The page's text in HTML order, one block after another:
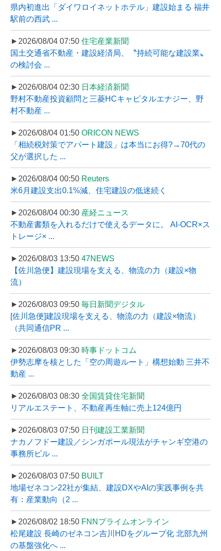
県内初進出「ダイワロイネットホテル」建設始まる 福井
駅前の西武 ...
►2026/08/04 07:50 住宅産業新聞
国土交通省不動産・建設経済局、〝持続可能な建設業〟
の検討会 ...
►2026/08/04 02:30 日本経済新聞
野村不動産投資顧問と三菱HCキャピタルエナジー、野
村不動産 ...
►2026/08/04 01:50 ORICON NEWS
「相続税対策でアパート建設」は本当にお得?→70代の
父が選択した ...
►2026/08/04 00:50 Reuters
米6月建設支出0.1%減、住宅建設の低迷続く
►2026/08/04 00:30 産経ニュース
不動産書類を入れるだけで使えるデータに。 AI-OCR×ス
トレージ× ...
►2026/08/03 13:50 47NEWS
【佐川急便】建設現場を支える、物流の力（建設×物
流）
►2026/08/03 09:50 毎日新聞デジタル
[佐川急便]建設現場を支える、物流の力（建設×物流）
（共同通信PR ...
►2026/08/03 09:30 時事ドットコム
伊勢志摩を核とした「空の周遊ルート」構想始動 三井不
動産 ...
►2026/08/03 08:30 全国賃貸住宅新聞
リアルエステート、不動産再生軸に売上124億円
►2026/08/03 07:50 日刊建設工業新聞
ナカノフドー建設／シンガポール現法がチャンギ空港の
事務所ビル ...
►2026/08/03 07:50 BUILT
地場ゼネコン22社が集結、建設DXやAIの実践事例を共
有：産業動向（2 ...
►2026/08/02 18:50 FNNプライムオンライン
松尾建設 長崎のゼネコン吉川HDをグループ化 北部九州
の基盤強化へ ...